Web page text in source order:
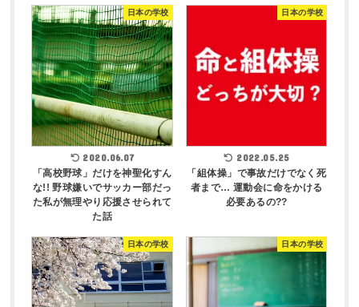
日本の学校
2020.06.07
「高校野球」だけを神聖化すん
な!! 野球嫌いでサッカー部だっ
た私が無理やり応援させられて
た話
日本の学校
2022.05.25
「組体操」で事故だけでなく死
者まで… 運動会に命をかける
必要あるの??
日本の学校 日本の学校